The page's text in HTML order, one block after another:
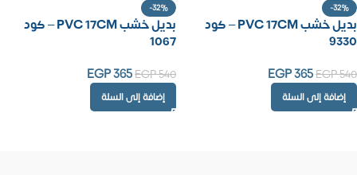
-32%
بديل خشب PVC 17CM – كود
9330
EGP540
EGP365
إضافة إلى السلة
-32%
بديل خشب PVC 17CM – كود
1067
EGP540
EGP365
إضافة إلى السلة